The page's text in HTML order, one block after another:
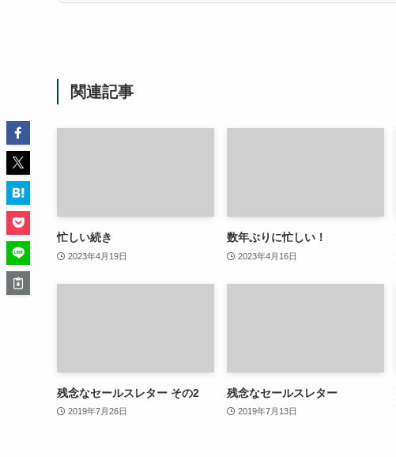
関連記事
忙しい続き
2023年4月19日
数年ぶりに忙しい！
2023年4月16日
残念なセールスレター その2
2019年7月26日
残念なセールスレター
2019年7月13日